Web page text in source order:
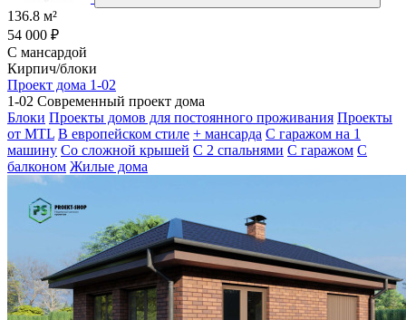
136.8 м²
54 000 ₽
С мансардой
Кирпич/блоки
Проект дома 1-02
1-02 Современный проект дома
Блоки Проекты домов для постоянного проживания Проекты
от MTL В европейском стиле + мансарда С гаражом на 1
машину Со сложной крышей С 2 спальнями С гаражом С
балконом Жилые дома